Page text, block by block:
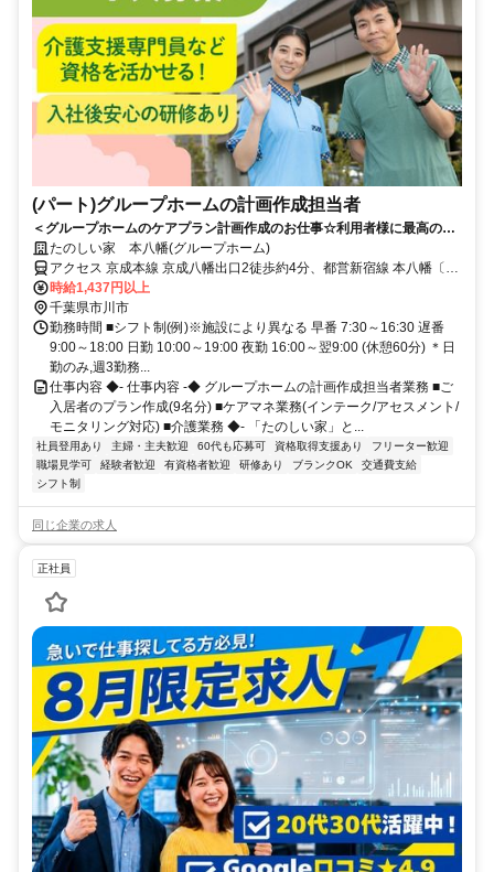
(パート)グループホームの計画作成担当者
＜グループホームのケアプラン計画作成のお仕事☆利用者様に最高のサ
ービスを提供＞定年なし/週３～、短時間相談可/長く安心して働ける環境
です！
たのしい家 本八幡(グループホーム)
アクセス 京成本線 京成八幡出口2徒歩約4分、都営新宿線 本八幡〔新
宿線〕A6口徒歩約5分、京成本線 菅野南口徒歩約7分 各線「本八幡」
駅から徒歩約9分
時給1,437円以上
千葉県市川市
勤務時間 ■シフト制(例)※施設により異なる 早番 7:30～16:30 遅番
9:00～18:00 日勤 10:00～19:00 夜勤 16:00～翌9:00 (休憩60分) ＊日
勤のみ,週3勤務...
仕事内容 ◆- 仕事内容 -◆ グループホームの計画作成担当者業務 ■ご
入居者のプラン作成(9名分) ■ケアマネ業務(インテーク/アセスメント/
モニタリング対応) ■介護業務 ◆- 「たのしい家」と...
社員登用あり 主婦・主夫歓迎 60代も応募可 資格取得支援あり
フリーター歓迎
職場見学可
経験者歓迎 有資格者歓迎 研修あり ブランクOK
交通費支給
シフト制
同じ企業の求人
正社員